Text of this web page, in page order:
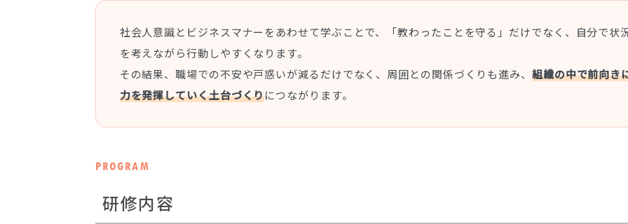
社会人意識とビジネスマナーをあわせて学ぶことで、「教わったことを守る」だけでなく、自分で状
を考えながら行動しやすくなります。
その結果、職場での不安や戸惑いが減るだけでなく、周囲との関係づくりも進み、 組織の中で前向き
力を発揮していく土台づくりにつながります。
PROGRAM
研修内容